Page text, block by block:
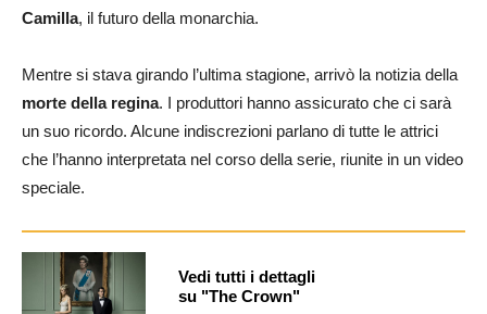
Camilla, il futuro della monarchia.
Mentre si stava girando l’ultima stagione, arrivò la notizia della
morte della regina. I produttori hanno assicurato che ci sarà
un suo ricordo. Alcune indiscrezioni parlano di tutte le attrici
che l’hanno interpretata nel corso della serie, riunite in un video
speciale.
Vedi tutti i dettagli
su "The Crown"